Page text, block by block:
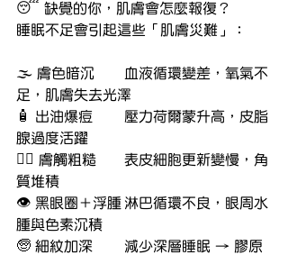
😴 缺覺的你，肌膚會怎麼報復？
睡眠不足會引起這些「肌膚災難」：
🌫️ 膚色暗沉	血液循環變差，氧氣不
足，肌膚失去光澤
🧴 出油爆痘	壓力荷爾蒙升高，皮脂
腺過度活躍
🧖‍♀️ 膚觸粗糙	表皮細胞更新變慢，角
質堆積
👁️ 黑眼圈＋浮腫	淋巴循環不良，眼周水
腫與色素沉積
🧓 細紋加深	減少深層睡眠 → 膠原